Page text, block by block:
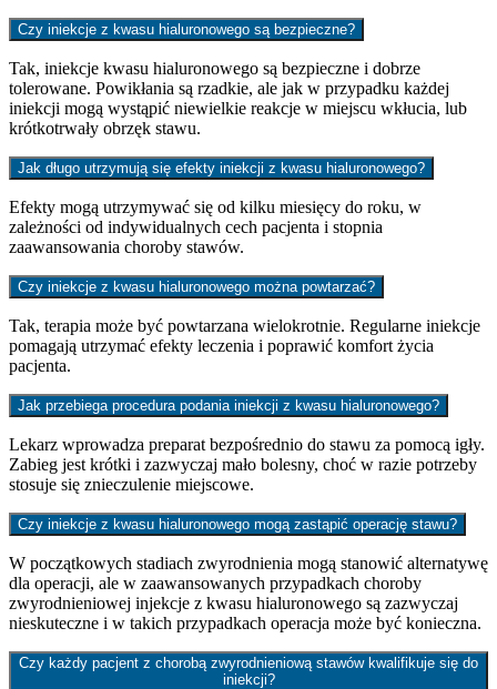
Czy iniekcje z kwasu hialuronowego są bezpieczne?
Tak, iniekcje kwasu hialuronowego są bezpieczne i dobrze
tolerowane. Powikłania są rzadkie, ale jak w przypadku każdej
iniekcji mogą wystąpić niewielkie reakcje w miejscu wkłucia, lub
krótkotrwały obrzęk stawu.
Jak długo utrzymują się efekty iniekcji z kwasu hialuronowego?
Efekty mogą utrzymywać się od kilku miesięcy do roku, w
zależności od indywidualnych cech pacjenta i stopnia
zaawansowania choroby stawów.
Czy iniekcje z kwasu hialuronowego można powtarzać?
Tak, terapia może być powtarzana wielokrotnie. Regularne iniekcje
pomagają utrzymać efekty leczenia i poprawić komfort życia
pacjenta.
Jak przebiega procedura podania iniekcji z kwasu hialuronowego?
Lekarz wprowadza preparat bezpośrednio do stawu za pomocą igły.
Zabieg jest krótki i zazwyczaj mało bolesny, choć w razie potrzeby
stosuje się znieczulenie miejscowe.
Czy iniekcje z kwasu hialuronowego mogą zastąpić operację stawu?
W początkowych stadiach zwyrodnienia mogą stanowić alternatywę
dla operacji, ale w zaawansowanych przypadkach choroby
zwyrodnieniowej injekcje z kwasu hialuronowego są zazwyczaj
nieskuteczne i w takich przypadkach operacja może być konieczna.
Czy każdy pacjent z chorobą zwyrodnieniową stawów kwalifikuje się do
iniekcji?